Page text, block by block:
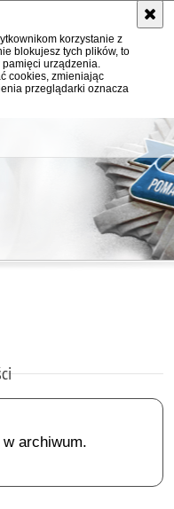
korzystanie z
blokujesz tych plików, to
urządzenia.
cookies, zmieniając
przeglądarki oznacza
archiwum.